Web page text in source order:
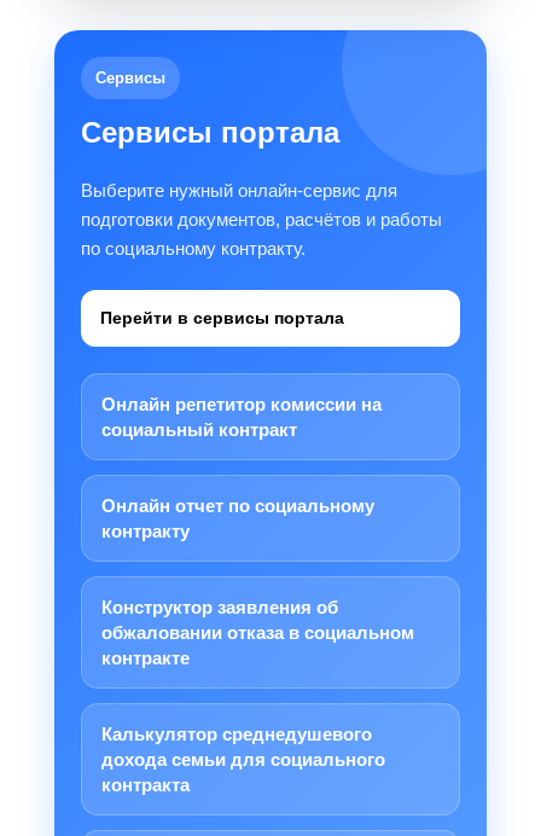
Сервисы
Сервисы портала
Выберите нужный онлайн-сервис для
подготовки документов, расчётов и работы
по социальному контракту.
Перейти в сервисы портала
Онлайн репетитор комиссии на
социальный контракт
Онлайн отчет по социальному
контракту
Конструктор заявления об
обжаловании отказа в социальном
контракте
Калькулятор среднедушевого
дохода семьи для социального
контракта